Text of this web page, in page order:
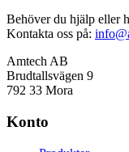
Behöver du hjälp eller
Kontakta oss på:
Amtech AB
Brudtallsvägen 9
792 33 Mora
Konto